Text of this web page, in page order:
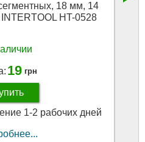
18 мм, 14
HT-0528
19 грн
1-2 рабочих дней